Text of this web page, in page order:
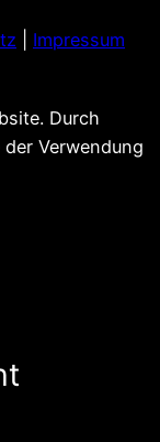
Impressum
Durch
Verwendung